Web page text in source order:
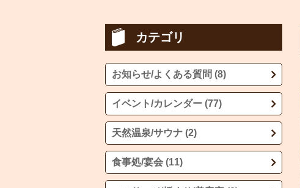
カテゴリ
お知らせ/よくある質問 (8)
イベント/カレンダー (77)
天然温泉/サウナ (2)
食事処/宴会 (11)